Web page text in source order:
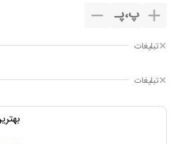
پ،پـ
تبلیغات
تبلیغات